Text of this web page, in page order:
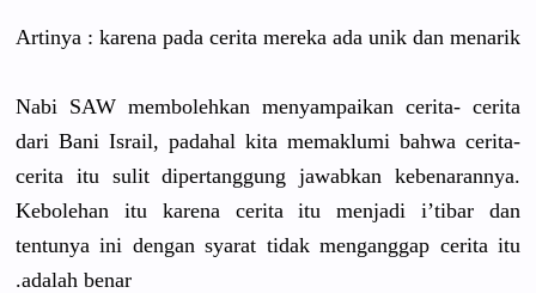
Artinya : karena pada cerita mereka ada unik dan menarik
Nabi SAW membolehkan menyampaikan cerita- cerita
dari Bani Israil, padahal kita memaklumi bahwa cerita-
cerita itu sulit dipertanggung jawabkan kebenarannya.
Kebolehan itu karena cerita itu menjadi i’tibar dan
tentunya ini dengan syarat tidak menganggap cerita itu
adalah benar.